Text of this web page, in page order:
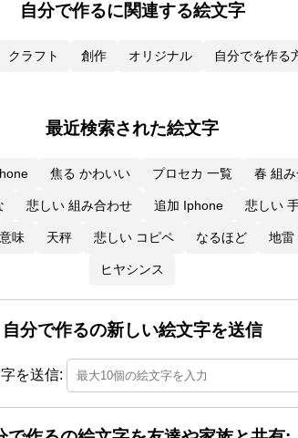
自分で作るに関連する絵文字
クラフト 創作 オリジナル 自分でを作る
最近検索された絵文字
焦る かわいい プロセカ 一覧 春 組
悲しい 組み合わせ 追加 Iphone 悲しい
味 天秤 悲しい コピペ なるほど 地雷
ヒヤシンス
自分で作るの新しい絵文字を送信
を送信: